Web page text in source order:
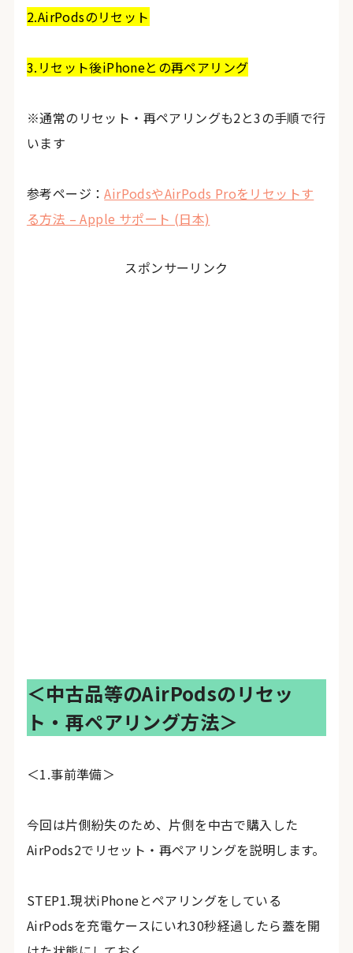
2.AirPodsのリセット
3.リセット後iPhoneとの再ペアリング
※通常のリセット・再ペアリングも2と3の手順で行
います
参考ページ：AirPodsやAirPods Proをリセットす
る方法 – Apple サポート (日本)
スポンサーリンク
＜中古品等のAirPodsのリセッ
ト・再ペアリング方法＞
＜1.事前準備＞
今回は片側紛失のため、片側を中古で購入した
AirPods2でリセット・再ペアリングを説明します。
STEP1.現状iPhoneとペアリングをしている
AirPodsを充電ケースにいれ30秒経過したら蓋を開